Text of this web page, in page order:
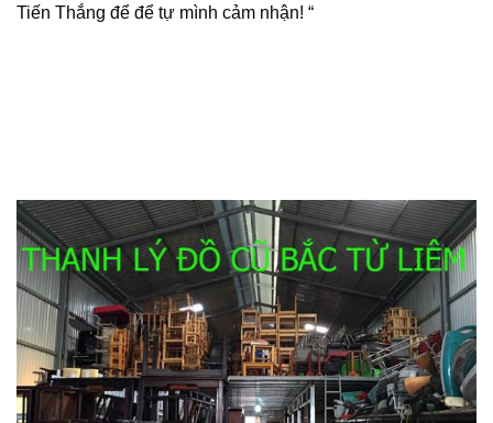
Tiến Thắng để để tự mình cảm nhận! “